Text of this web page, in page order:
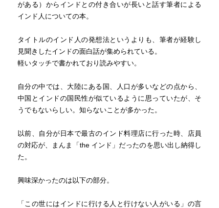
がある）からインドとの付き合いが長いと話す筆者による
インド人についての本。
タイトルのインド人の発想法というよりも、筆者が経験し
見聞きしたインドの面白話が集められている。
軽いタッチで書かれており読みやすい。
自分の中では、大陸にある国、人口が多いなどの点から、
中国とインドの国民性が似ているように思っていたが、そ
うでもないらしい。知らないことが多かった。
以前、自分が日本で最古のインド料理店に行った時、店員
の対応が、まんま「the インド」だったのを思い出し納得し
た。
興味深かったのは以下の部分。
「この世にはインドに行ける人と行けない人がいる」の言